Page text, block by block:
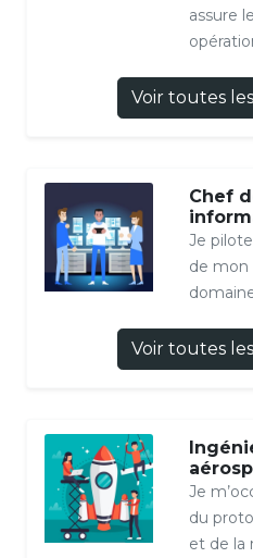
assure
Voir toutes
Chef
Je
de mon
Voir toutes
Je
du
et de la